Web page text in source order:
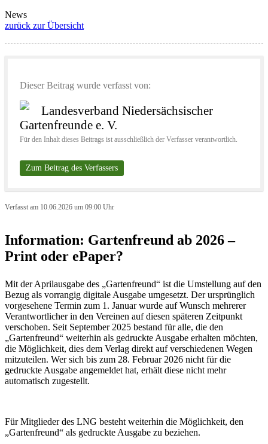
News
zurück zur Übersicht
Dieser Beitrag wurde verfasst von:
Landesverband Niedersächsischer
Gartenfreunde e. V.
Für den Inhalt dieses Beitrags ist ausschließlich der Verfasser verantwortlich.
Zum Beitrag des Verfassers
Verfasst am 10.06.2026 um 09:00 Uhr
Information: Gartenfreund ab 2026 –
Print oder ePaper?
Mit der Aprilausgabe des „Gartenfreund“ ist die Umstellung auf den
Bezug als vorrangig digitale Ausgabe umgesetzt. Der ursprünglich
vorgesehene Termin zum 1. Januar wurde auf Wunsch mehrerer
Verantwortlicher in den Vereinen auf diesen späteren Zeitpunkt
verschoben. Seit September 2025 bestand für alle, die den
„Gartenfreund“ weiterhin als gedruckte Ausgabe erhalten möchten,
die Möglichkeit, dies dem Verlag direkt auf verschiedenen Wegen
mitzuteilen. Wer sich bis zum 28. Februar 2026 nicht für die
gedruckte Ausgabe angemeldet hat, erhält diese nicht mehr
automatisch zugestellt.
Für Mitglieder des LNG besteht weiterhin die Möglichkeit, den
„Gartenfreund“ als gedruckte Ausgabe zu beziehen.